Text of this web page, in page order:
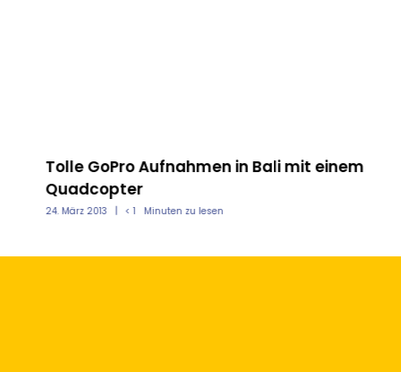
Tolle GoPro Aufnahmen in Bali mit einem
Quadcopter
24. März 2013 < 1 Minuten zu lesen